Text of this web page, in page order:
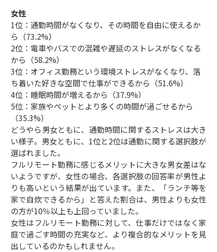
女性
1位：通勤時間がなくなり、その時間を自由に使えるか
ら（73.2%）
2位：電車やバスでの混雑や遅延のストレスがなくなる
から（58.2%）
3位：オフィス勤務という環境ストレスがなくなり、落
ち着いた好きな空間で仕事ができるから（51.6%）
4位：睡眠時間が増えるから（37.9%）
5位：家族やペットとより多くの時間が過ごせるから
（35.3%）
どうやら男女ともに、通勤時間に関するストレスは大き
い様子。男女ともに、1位と2位は通勤に関する選択肢が
選ばれました。
フルリモート勤務に感じるメリットに大きな男女差はな
いようですが、女性の場合、各選択肢の回答率が男性よ
りも高いという結果が出ています。また、「ランチ等を
家で自炊できるから」と答えた割合は、男性よりも女性
の方が10％以上も上回っていました。
女性はフルリモート勤務に対して、仕事だけではなく家
庭で過ごす時間の充実など、より複合的なメリットを見
出しているのかもしれません。